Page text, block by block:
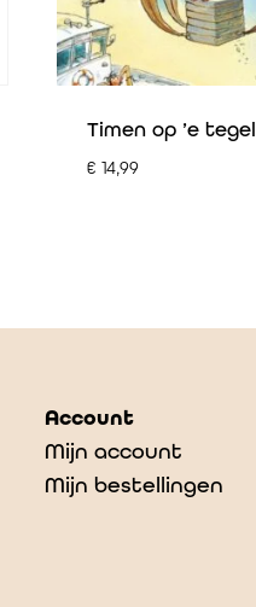
Timen op ’e
€ 14,99
Account
Mijn account
Mijn bestellingen